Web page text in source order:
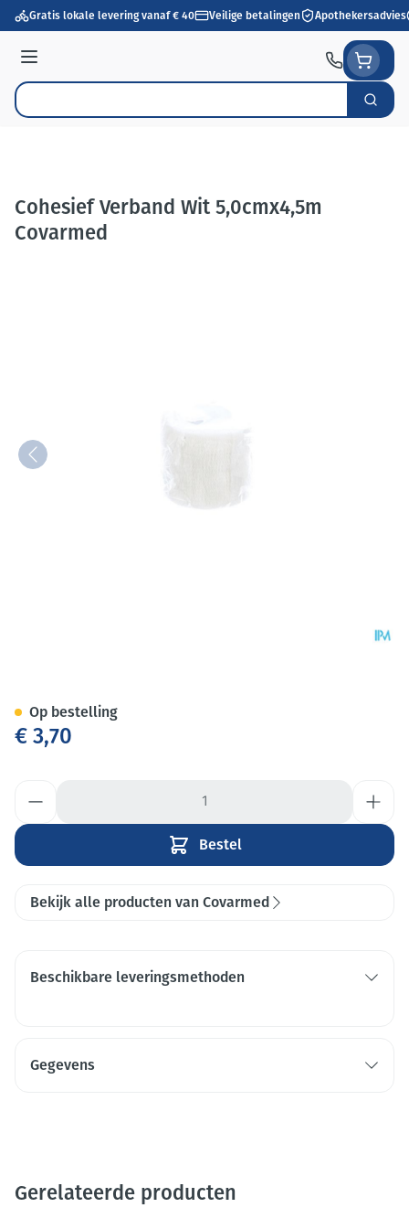
Ga naar de inhoud
Gratis lokale levering vanaf € 40 Veilige betalingen Apothekersadvies
Menu
Product, merk, categorie... Zoek
Cohesief Verband Wit 5,0cmx4,5m
Covarmed
€ 3,70
Bestel
Op bestelling
Bekijk alle producten van Covarmed
Beschikbare leveringsmethoden
Gegevens
Gerelateerde producten